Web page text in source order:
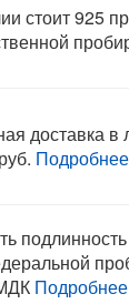
стоит 925
доставка в
Подробнее
Подробнее